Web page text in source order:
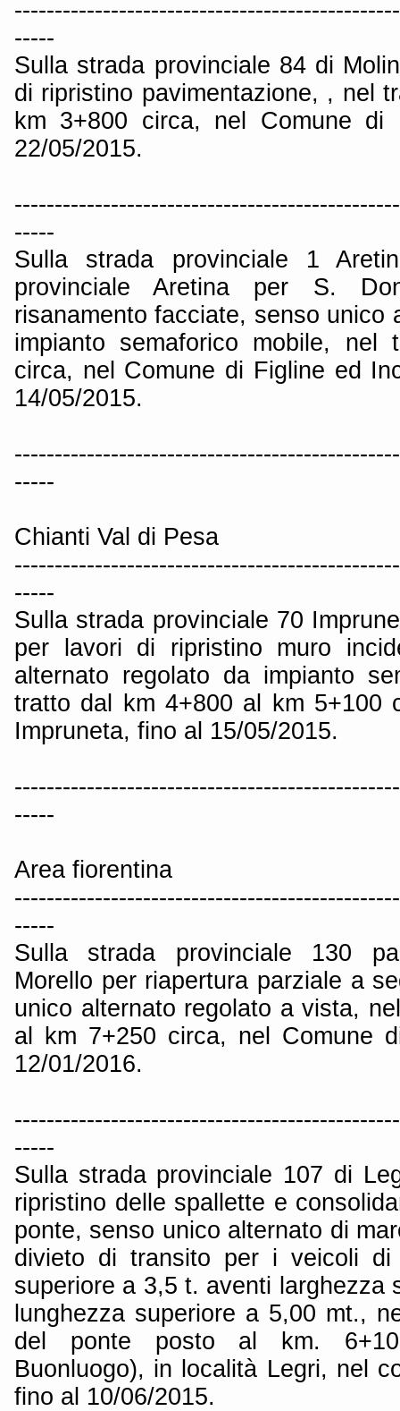
-----
Sulla strada provinciale 84 di
di ripristino pavimentazione, , nel
km 3+800 circa, nel Comune di
22/05/2015.
-----
Sulla strada provinciale 1
provinciale Aretina per S.
risanamento facciate, senso unico
impianto semaforico mobile, nel
circa, nel Comune di Figline ed
14/05/2015.
-----
Chianti Val di Pesa
-----
Sulla strada provinciale 70
per lavori di ripristino muro
alternato regolato da impianto
tratto dal km 4+800 al km 5+100
Impruneta, fino al 15/05/2015.
-----
Area fiorentina
-----
Sulla strada provinciale 130
Morello per riapertura parziale a
unico alternato regolato a vista,
al km 7+250 circa, nel Comune
12/01/2016.
-----
Sulla strada provinciale 107 di
ripristino delle spallette e
ponte, senso unico alternato di
divieto di transito per i veicoli di
superiore a 3,5 t. aventi larghezza
lunghezza superiore a 5,00 mt.,
del ponte posto al km.
Buonluogo), in località Legri, nel
fino al 10/06/2015.